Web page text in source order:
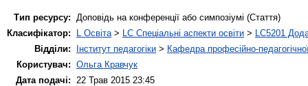
Тип ресурсу:
Доповідь на конференції або симпозіумі (Стаття)
Класифікатор:
L Освіта > LC Спеціальні аспекти освіти > LC5201
Відділи:
Інститут педагогіки > Кафедра професійно-
Користувач: Ольга Кравчук
Дата подачі:
22 Трав 2015 23:45